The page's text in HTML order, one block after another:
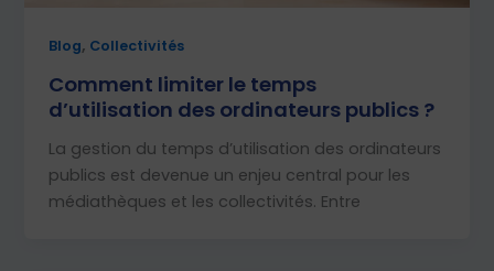
Blog, Collectivités
Comment limiter le temps
d’utilisation des ordinateurs publics ?
La gestion du temps d’utilisation des ordinateurs
publics est devenue un enjeu central pour les
médiathèques et les collectivités. Entre